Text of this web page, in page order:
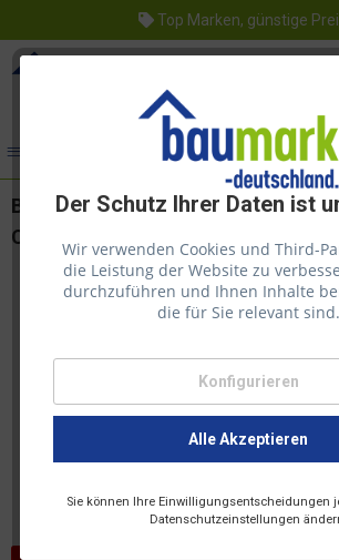
Top Marken, günstige
Der Schutz Ihrer Daten ist
Wir verwenden Cookies und Third-
die Leistung der Website zu
durchzuführen und Ihnen Inhalte
die für Sie relevant sind.
Konfigurieren
Alle Akzeptieren
Sie können Ihre Einwilligungsentscheidungen
Datenschutzeinstellungen
Bondex Dauerschutz-Farbe
Champagner 0,75l